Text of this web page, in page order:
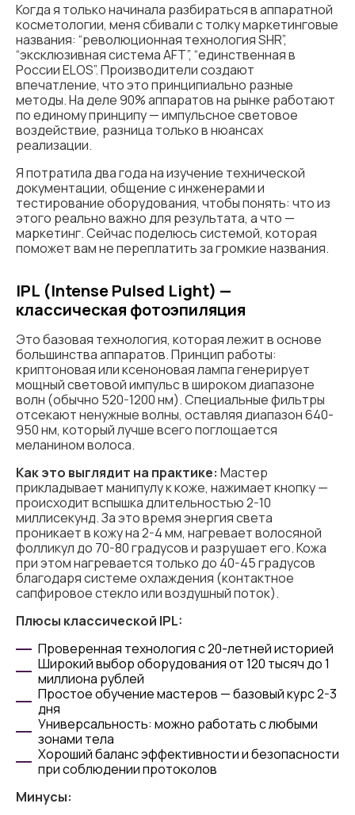
Когда я только начинала разбираться в аппаратной
косметологии, меня сбивали с толку маркетинговые
названия: “революционная технология SHR”,
“эксклюзивная система AFT”, “единственная в
России ELOS”. Производители создают
впечатление, что это принципиально разные
методы. На деле 90% аппаратов на рынке работают
по единому принципу — импульсное световое
воздействие, разница только в нюансах
реализации.
Я потратила два года на изучение технической
документации, общение с инженерами и
тестирование оборудования, чтобы понять: что из
этого реально важно для результата, а что —
маркетинг. Сейчас поделюсь системой, которая
поможет вам не переплатить за громкие названия.
IPL (Intense Pulsed Light) —
классическая фотоэпиляция
Это базовая технология, которая лежит в основе
большинства аппаратов. Принцип работы:
криптоновая или ксеноновая лампа генерирует
мощный световой импульс в широком диапазоне
волн (обычно 520-1200 нм). Специальные фильтры
отсекают ненужные волны, оставляя диапазон 640-
950 нм, который лучше всего поглощается
меланином волоса.
Как это выглядит на практике: Мастер
прикладывает манипулу к коже, нажимает кнопку —
происходит вспышка длительностью 2-10
миллисекунд. За это время энергия света
проникает в кожу на 2-4 мм, нагревает волосяной
фолликул до 70-80 градусов и разрушает его. Кожа
при этом нагревается только до 40-45 градусов
благодаря системе охлаждения (контактное
сапфировое стекло или воздушный поток).
Плюсы классической IPL:
Проверенная технология с 20-летней историей
Широкий выбор оборудования от 120 тысяч до 1
миллиона рублей
Простое обучение мастеров — базовый курс 2-3
дня
Универсальность: можно работать с любыми
зонами тела
Хороший баланс эффективности и безопасности
при соблюдении протоколов
Минусы: